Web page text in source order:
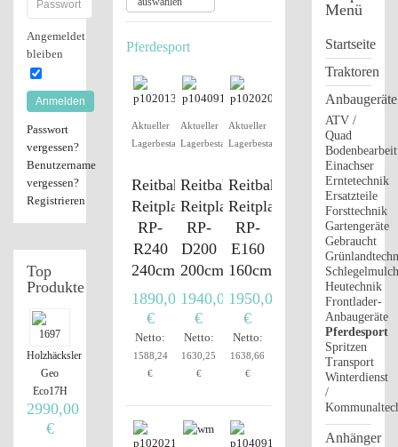
Pferdesport
Aktueller
Lagerbestand
Reitbahnplaner
Reitplatzplaner
RP-
R240
240cm
1890,00
€
Netto:
1588,24
€
Aktueller
Lagerbestand
Reitbahnplaner
Reitplatzplaner
RP-
D200
200cm
1940,00
€
Netto:
1630,25
€
Aktueller
Lagerbestand
Reitbahnplaner
Reitplatzplaner
RP-
E160
160cm
1950,00
€
Netto:
1638,66
€
Angemeldet
bleiben
Anmelden
Passwort
vergessen?
Benutzername
vergessen?
Registrieren
Top
Produkte
Holzhäcksler
Geo
Eco17H
2990,00
€
Menü
Startseite
Traktoren
Anbaugeräte
ATV /
Quad
Einachser
Erntetechnik
Ersatzteile
Forsttechnik
Gartengeräte
Gebraucht
Heutechnik
Frontlader-
Anbaugeräte
Pferdesport
Spritzen
Transport
Winterdienst
/
Anhänger